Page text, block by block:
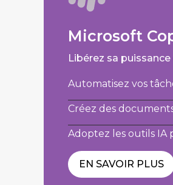
Microsoft
Libérez sa
Automatisez vos
Créez des
Adoptez les outils IA
EN SAVOIR PLUS